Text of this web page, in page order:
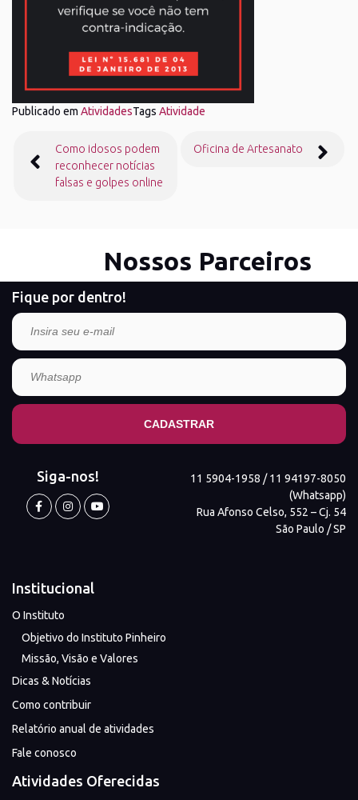
Publicado em AtividadesTags Atividade
de
Post
Como idosos podem
reconhecer notícias
falsas e golpes online
Oficina de Artesanato
Nossos Parceiros
Fique por dentro!
Siga-nos!
11 5904-1958 / 11 94197-8050
(Whatsapp)
Rua Afonso Celso, 552 – Cj. 54
São Paulo / SP
Institucional
O Instituto
Objetivo do Instituto Pinheiro
Missão, Visão e Valores
Dicas & Notícias
Como contribuir
Relatório anual de atividades
Fale conosco
Atividades Oferecidas